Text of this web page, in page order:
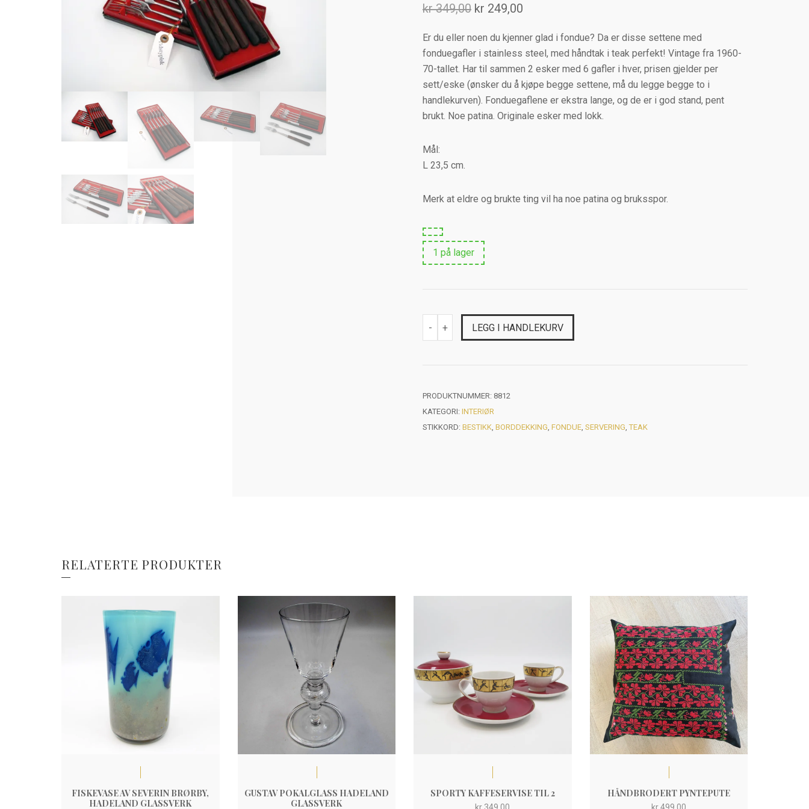
kr349,00 Opprinnelig
var:
kr 349,00.
kr 249,00
er:
kr 249,00.
Er du eller noen du kjenner glad i fondue? Da er disse settene med
fonduegafler i stainless steel, med håndtak i teak perfekt! Vintage fra 1960-
70-tallet. Har til sammen 2 esker med 6 gafler i hver, prisen gjelder per
sett/eske (ønsker du å kjøpe begge settene, må du legge begge to i
handlekurven). Fonduegaflene er ekstra lange, og de er i god stand, pent
brukt. Noe patina. Originale esker med lokk.
Mål:
L 23,5 cm.
Merk at eldre og brukte ting vil ha noe patina og bruksspor.
1 på lager
-
VINTAGE
FONDUEGAFLER
+ LEGG I HANDLEKURV
PRODUKTNUMMER: 8812
KATEGORI: INTERIØR
STIKKORD: BESTIKK, BORDDEKKING, FONDUE, SERVERING,TEAK
RELATERTE PRODUKTER
FISKEVASE AV SEVERIN BRØRBY,
HADELAND GLASSVERK
GUSTAV POKALGLASS HADELAND
GLASSVERK
SPORTY KAFFESERVISE TIL 2
kr 349,00
HÅNDBRODERT PYNTEPUTE
kr499,00